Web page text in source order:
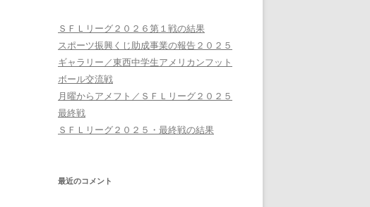
ＳＦＬリーグ２０２６第１戦の結果
スポーツ振興くじ助成事業の報告２０２５
ギャラリー／東西中学生アメリカンフット
ボール交流戦
月曜からアメフト／ＳＦＬリーグ２０２５
最終戦
ＳＦＬリーグ２０２５・最終戦の結果
最近のコメント